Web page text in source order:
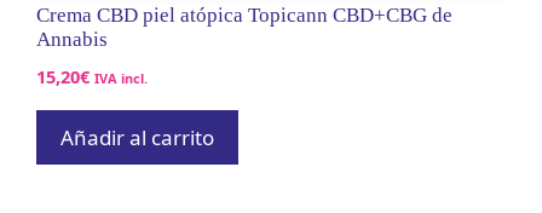
Crema CBD piel atópica Topicann CBD+CBG de
Annabis
15,20€ IVA incl.
Añadir al carrito